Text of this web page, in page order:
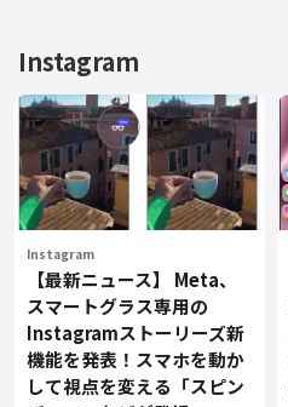
Instagram
Instagram
【最新ニュース】 Meta、
スマートグラス専用の
Instagramストーリーズ新
機能を発表！スマホを動か
して視点を変える「スピン